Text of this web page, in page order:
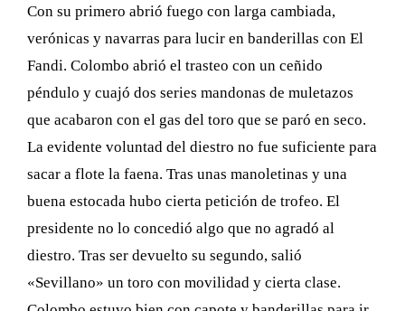
Con su primero abrió fuego con larga cambiada,
verónicas y navarras para lucir en banderillas con El
Fandi. Colombo abrió el trasteo con un ceñido
péndulo y cuajó dos series mandonas de muletazos
que acabaron con el gas del toro que se paró en seco.
La evidente voluntad del diestro no fue suficiente para
sacar a flote la faena. Tras unas manoletinas y una
buena estocada hubo cierta petición de trofeo. El
presidente no lo concedió algo que no agradó al
diestro. Tras ser devuelto su segundo, salió
«Sevillano» un toro con movilidad y cierta clase.